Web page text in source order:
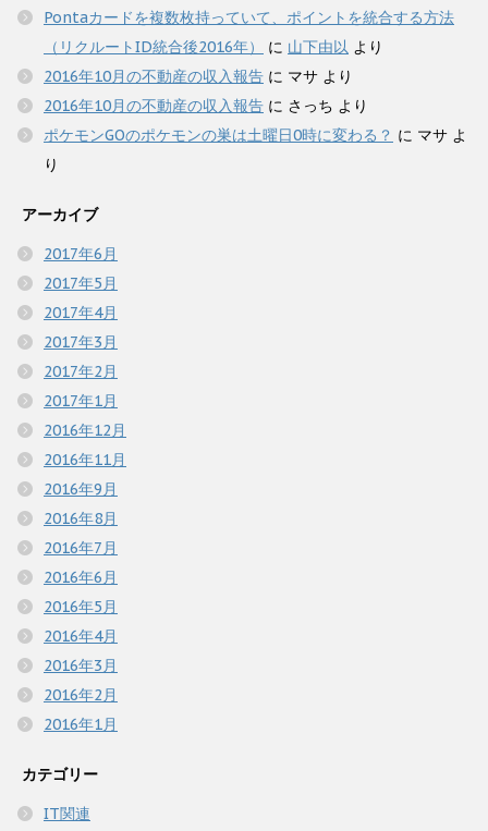
Pontaカードを複数枚持っていて、ポイントを統合する方法
（リクルートID統合後2016年）
に 山下由以 より
2016年10月の不動産の収入報告 に マサ より
2016年10月の不動産の収入報告 に さっち より
ポケモンGOのポケモンの巣は土曜日0時に変わる？ に マサ よ
り
アーカイブ
2017年6月
2017年5月
2017年4月
2017年3月
2017年2月
2017年1月
2016年12月
2016年11月
2016年9月
2016年8月
2016年7月
2016年6月
2016年5月
2016年4月
2016年3月
2016年2月
2016年1月
カテゴリー
IT関連